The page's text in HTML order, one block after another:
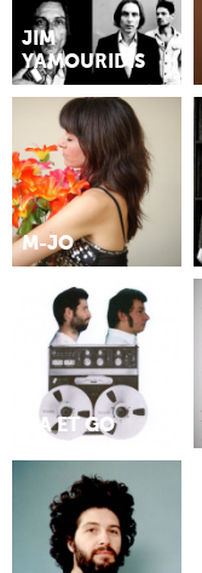
JIM
YAMOURIDIS
M-JO
MA ET GO